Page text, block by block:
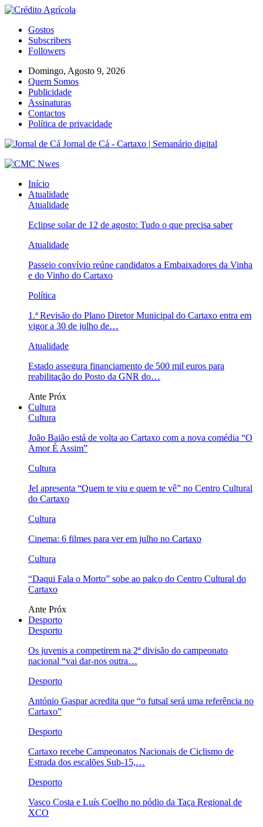
Gostos
Subscribers
Followers
Domingo, Agosto 9, 2026
Quem Somos
Publicidade
Assinaturas
Contactos
Política de privacidade
Jornal de Cá - Cartaxo | Semanário digital
Início
Atualidade
Atualidade
Eclipse solar de 12 de agosto: Tudo o que precisa saber
Atualidade
Passeio convívio reúne candidatos a Embaixadores da Vinha
e do Vinho do Cartaxo
Política
1.ª Revisão do Plano Diretor Municipal do Cartaxo entra em
vigor a 30 de julho de…
Atualidade
Estado assegura financiamento de 500 mil euros para
reabilitação do Posto da GNR do…
Ante Próx
Cultura
Cultura
João Baião está de volta ao Cartaxo com a nova comédia “O
Amor É Assim”
Cultura
Jel apresenta “Quem te viu e quem te vê” no Centro Cultural
do Cartaxo
Cultura
Cinema: 6 filmes para ver em julho no Cartaxo
Cultura
“Daqui Fala o Morto” sobe ao palco do Centro Cultural do
Cartaxo
Ante Próx
Desporto
Desporto
Os juvenis a competirem na 2ª divisão do campeonato
nacional “vai dar-nos outra…
Desporto
António Gaspar acredita que “o futsal será uma referência no
Cartaxo”
Desporto
Cartaxo recebe Campeonatos Nacionais de Ciclismo de
Estrada dos escalões Sub-15,…
Desporto
Vasco Costa e Luís Coelho no pódio da Taça Regional de
XCO